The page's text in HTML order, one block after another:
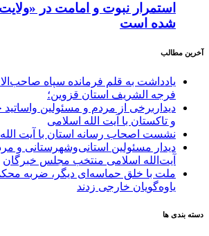
استمرار نبوت و امامت در
شده است
آخرین مطالب
یادداشت به قلم فرمانده سپاه
فرجه الشریف استان قزوین؛
دیداربرخی از مردم و مسئولین
و تاکستان با آیت الله اسلامی
نشست اصحاب رسانه استان با آیت
دیدار مسئولین استانی‌وشهرستانی و
آیت‌الله‌ اسلامی منتخب مجلس‌ خبرگان
ملت با خلق حماسه‌ای دیگر، ضربه
یاوه‌گویان خارجی زدند
دسته بندی ها